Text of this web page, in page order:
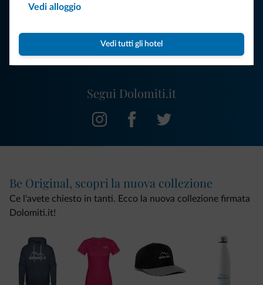
Vedi alloggio
Vedi tutti gli hotel
Segui Dolomiti.it
Be Original, scopri la nuova collezione
Ce l'avete chiesto in tanti. Ecco la nuova collezione firmata
Dolomiti.it!